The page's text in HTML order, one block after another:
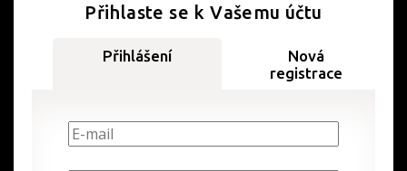
Přihlaste se k Vašemu účtu
Přihlášení
Nová
registrace